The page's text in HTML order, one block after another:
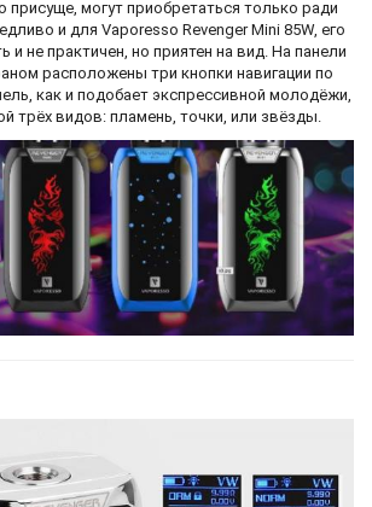
могут приобретаться только ради
и для Vaporesso Revenger Mini 85W, его
и не практичен, но приятен на вид. На панели
расположены три кнопки навигации по
как и подобает экспрессивной молодёжи,
трёх видов: пламень, точки, или звёзды.